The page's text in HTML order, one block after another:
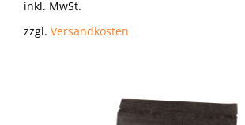
inkl. MwSt.
zzgl. Versandkosten